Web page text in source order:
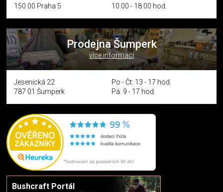
150 00 Praha 5
10:00 - 18:00 hod.
Prodejna Šumperk
více informací
Jesenická 22
787 01 Šumperk
Po - Čt: 13 - 17 hod.
Pá: 9 - 17 hod.
Bushcraft Portál